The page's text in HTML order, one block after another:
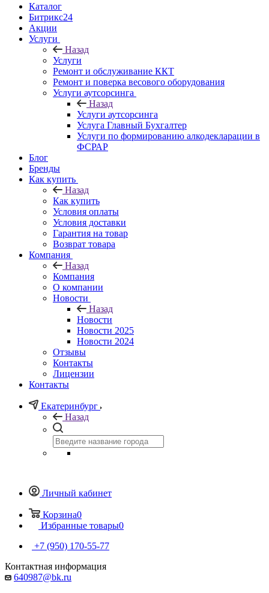
Каталог
Битрикс24
Акции
Услуги
Назад
Услуги
Ремонт и обслуживание ККТ
Ремонт и поверка весового оборудования
Услуги аутсорсинга
Назад
Услуги аутсорсинга
Услуга Главный Бухгалтер
Услуги по формированию алкодекларации в
ФСРАР
Блог
Бренды
Как купить
Назад
Как купить
Условия оплаты
Условия доставки
Гарантия на товар
Возврат товара
Компания
Назад
Компания
О компании
Новости
Назад
Новости
Новости 2025
Новости 2024
Отзывы
Контакты
Лицензии
Контакты
Екатеринбург
Назад
Личный кабинет
Корзина0
Избранные товары0
+7 (950) 170-55-77
Контактная информация
640987@bk.ru